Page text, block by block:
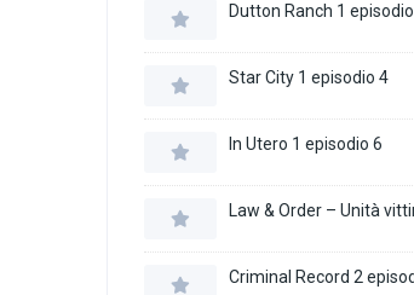
Dutton Ranch 1
Star City 1 episodio 4
In Utero 1 episodio 6
Criminal Record 2